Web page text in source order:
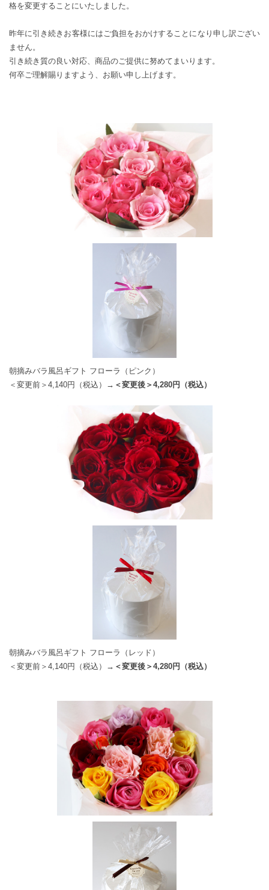
格を変更することにいたしました。
昨年に引き続きお客様にはご負担をおかけすることになり申し訳ござい
ません。
引き続き質の良い対応、商品のご提供に努めてまいります。
何卒ご理解賜りますよう、お願い申し上げます。
朝摘みバラ風呂ギフト フローラ（ピンク）
＜変更前＞4,140円（税込）
→＜変更後＞4,280円（税込）
朝摘みバラ風呂ギフト フローラ（レッド）
＜変更前＞4,140円（税込）
→＜変更後＞4,280円（税込）